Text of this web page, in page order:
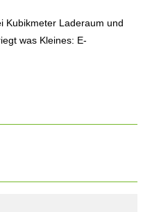
Kubikmeter Laderaum und
was Kleines: E-